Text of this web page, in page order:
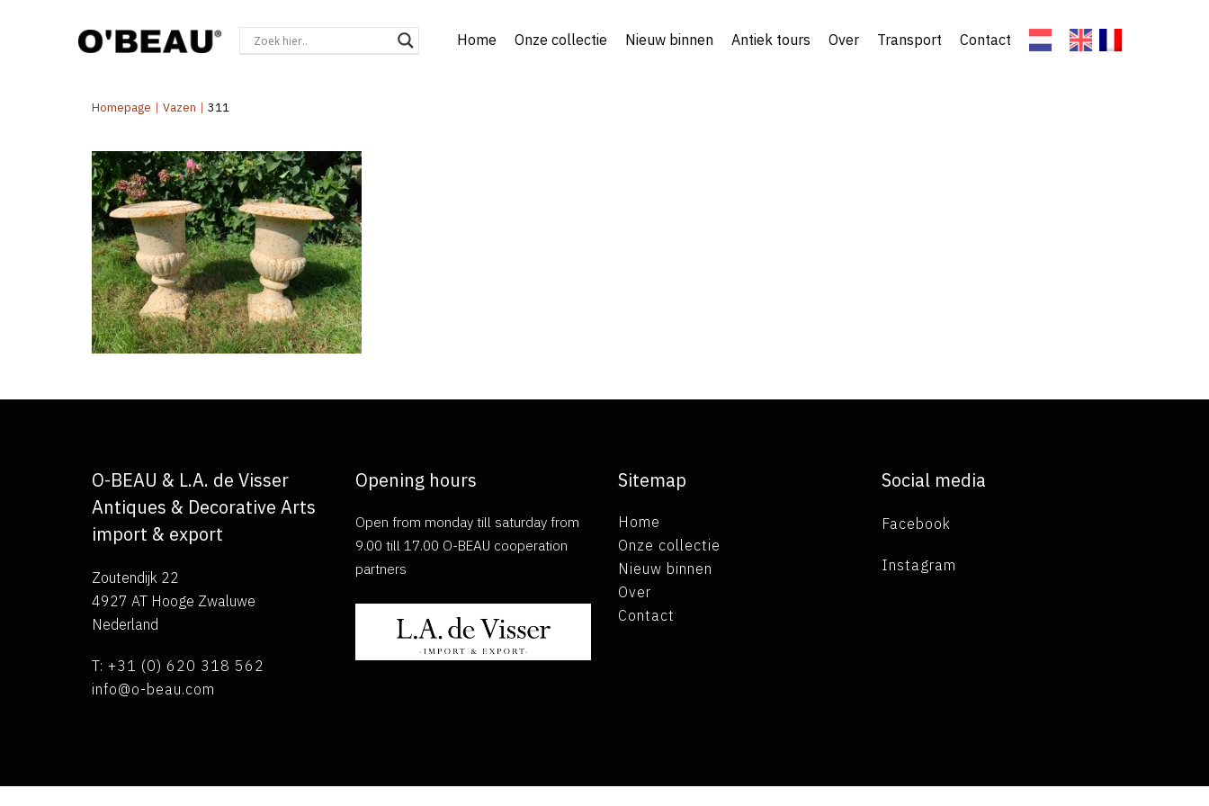
Home Onze collectie Nieuw binnen Antiek tours Over Transport Contact
Homepage | Vazen | 311
O-BEAU & L.A. de Visser
Antiques & Decorative Arts
import & export
Zoutendijk 22
4927 AT Hooge Zwaluwe
Nederland
T: +31 (0) 620 318 562
info@o-beau.com
Opening hours
Open from monday till saturday from
9.00 till 17.00 O-BEAU cooperation
partners
Sitemap
Home
Onze collectie
Nieuw binnen
Over
Contact
Social media
Facebook
Instagram